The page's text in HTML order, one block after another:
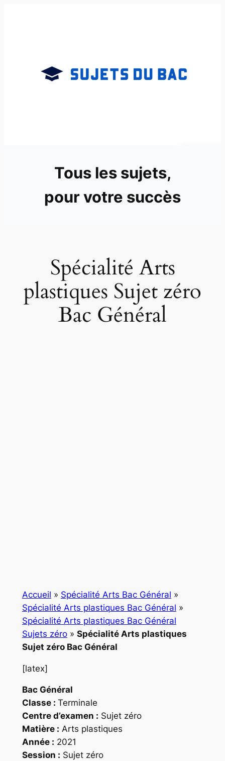
Tous les sujets,
pour votre succès
Spécialité Arts
plastiques Sujet zéro
Bac Général
Accueil » Spécialité Arts Bac Général »
Spécialité Arts plastiques Bac Général »
Spécialité Arts plastiques Bac Général
Sujets zéro» Spécialité Arts plastiques
Sujet zéro Bac Général
[latex]
Bac Général
Classe : Terminale
Centre d’examen : Sujet zéro
Matière : Arts plastiques
Année : 2021
Session : Sujet zéro